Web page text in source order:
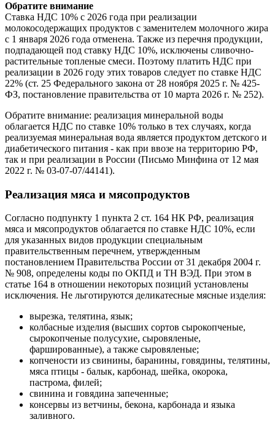
Обратите внимание
Ставка НДС 10% с 2026 года при реализации
молокосодержащих продуктов с заменителем молочного жира
с 1 января 2026 года отменена. Также из перечня продукции,
подпадающей под ставку НДС 10%, исключены сливочно-
растительные топленые смеси. Поэтому платить НДС при
реализации в 2026 году этих товаров следует по ставке НДС
22% (ст. 25 Федерального закона от 28 ноября 2025 г. № 425-
ФЗ, постановление правительства от 10 марта 2026 г. № 252).
Обратите внимание: реализация минеральной воды
облагается НДС по ставке 10% только в тех случаях, когда
реализуемая минеральная вода является продуктом детского и
диабетического питания - как при ввозе на территорию РФ,
так и при реализации в России (Письмо Минфина от 12 мая
2022 г. № 03-07-07/44141).
Реализация мяса и мясопродуктов
Согласно подпункту 1 пункта 2 ст. 164 НК РФ, реализация
мяса и мясопродуктов облагается по ставке НДС 10%, если
для указанных видов продукции специальным
правительственным перечнем, утвержденным
постановлением Правительства России от 31 декабря 2004 г.
№ 908, определены коды по ОКПД и ТН ВЭД. При этом в
статье 164 в отношении некоторых позиций установлены
исключения. Не льготируются деликатесные мясные изделия:
вырезка, телятина, язык;
колбасные изделия (высших сортов сырокопченые,
сырокопченые полусухие, сыровяленые,
фаршированные), а также сыровяленые;
копчености из свинины, баранины, говядины, телятины,
мяса птицы - балык, карбонад, шейка, окорока,
пастрома, филей;
свинина и говядина запеченные;
консервы из ветчины, бекона, карбонада и языка
заливного.